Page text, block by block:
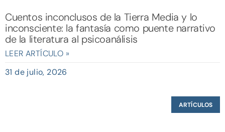
Cuentos inconclusos de la Tierra Media y lo
inconsciente: la fantasía como puente narrativo
de la literatura al psicoanálisis
LEER ARTÍCULO »
31 de julio, 2026
ARTÍCULOS